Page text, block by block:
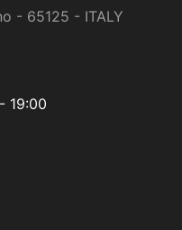
- 65125 - ITALY
19:00